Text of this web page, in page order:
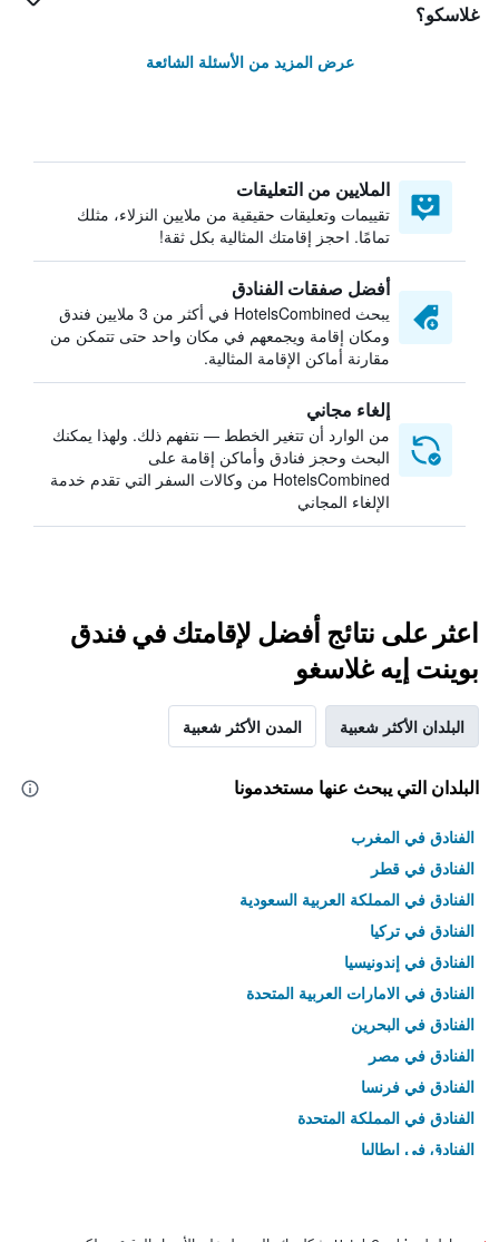
غلاسكو؟
عرض المزيد من الأسئلة الشائعة
الملايين من التعليقات
تقييمات وتعليقات حقيقية من ملايين النزلاء، مثلك
تمامًا. احجز إقامتك المثالية بكل ثقة!
أفضل صفقات الفنادق
يبحث HotelsCombined في أكثر من 3 ملايين فندق
ومكان إقامة ويجمعهم في مكان واحد حتى تتمكن من
مقارنة أماكن الإقامة المثالية.
إلغاء مجاني
من الوارد أن تتغير الخطط — نتفهم ذلك. ولهذا يمكنك
البحث وحجز فنادق وأماكن إقامة على
HotelsCombined من وكالات السفر التي تقدم خدمة
الإلغاء المجاني
اعثر على نتائج أفضل لإقامتك في فندق
بوينت إيه غلاسغو
البلدان الأكثر شعبية المدن الأكثر شعبية
البلدان التي يبحث عنها مستخدمونا
الفنادق في المغرب
الفنادق في قطر
الفنادق في المملكة العربية السعودية
الفنادق في تركيا
الفنادق في إندونيسيا
الفنادق في الامارات العربية المتحدة
الفنادق في البحرين
الفنادق في مصر
الفنادق في فرنسا
الفنادق في المملكة المتحدة
الفنادق في إيطاليا